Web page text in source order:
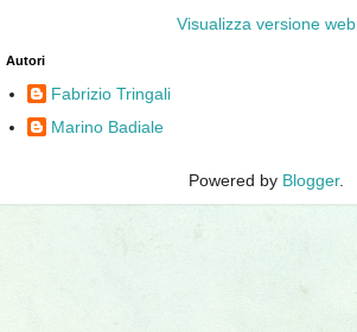
Visualizza versione web
Autori
Fabrizio Tringali
Marino Badiale
Powered by Blogger.